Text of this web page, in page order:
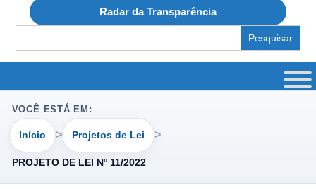
Radar da Transparência
for:
VOCÊ ESTÁ EM:
Início Projetos de Lei
PROJETO DE LEI Nº 11/2022